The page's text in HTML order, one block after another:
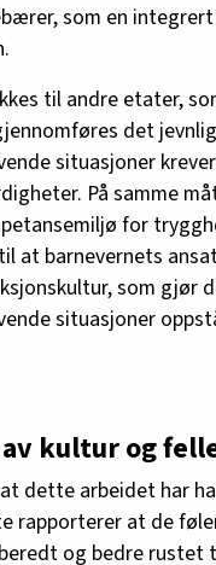
som en
til andre etater,
det
situasjoner
På samme
for
at barnevernets
som gjør
situasjoner
kultur og
dette arbeidet har
rapporterer at de
og bedre rustet